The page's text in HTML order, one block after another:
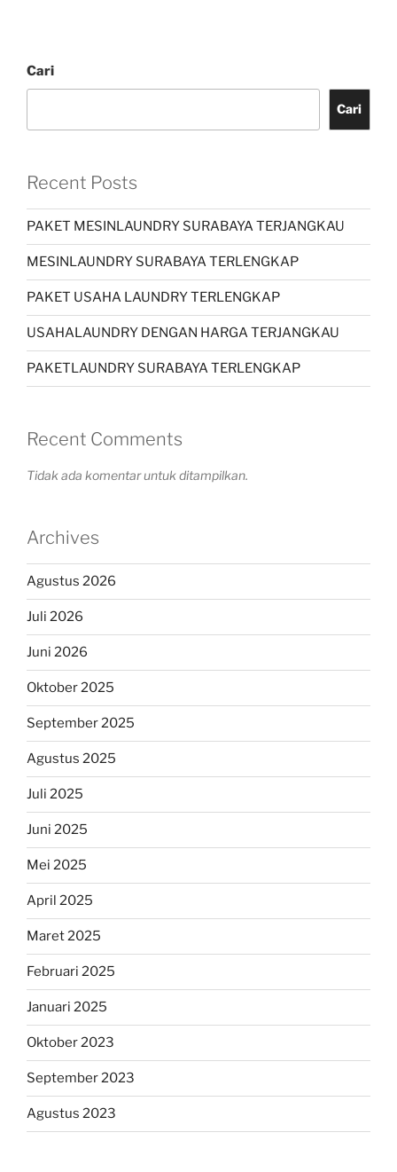
Cari
Cari
Recent Posts
PAKET MESINLAUNDRY SURABAYA TERJANGKAU
MESINLAUNDRY SURABAYA TERLENGKAP
PAKET USAHA LAUNDRY TERLENGKAP
USAHALAUNDRY DENGAN HARGA TERJANGKAU
PAKETLAUNDRY SURABAYA TERLENGKAP
Recent Comments
Tidak ada komentar untuk ditampilkan.
Archives
Agustus 2026
Juli 2026
Juni 2026
Oktober 2025
September 2025
Agustus 2025
Juli 2025
Juni 2025
Mei 2025
April 2025
Maret 2025
Februari 2025
Januari 2025
Oktober 2023
September 2023
Agustus 2023